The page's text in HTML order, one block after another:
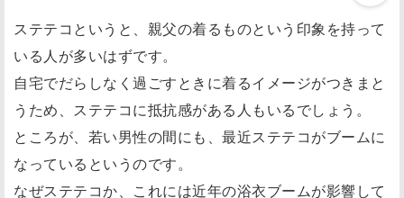
ステテコというと、親父の着るものという印象を持って
いる人が多いはずです。
自宅でだらしなく過ごすときに着るイメージがつきまと
うため、ステテコに抵抗感がある人もいるでしょう。
ところが、若い男性の間にも、最近ステテコがブームに
なっているというのです。
なぜステテコか、これには近年の浴衣ブームが影響して